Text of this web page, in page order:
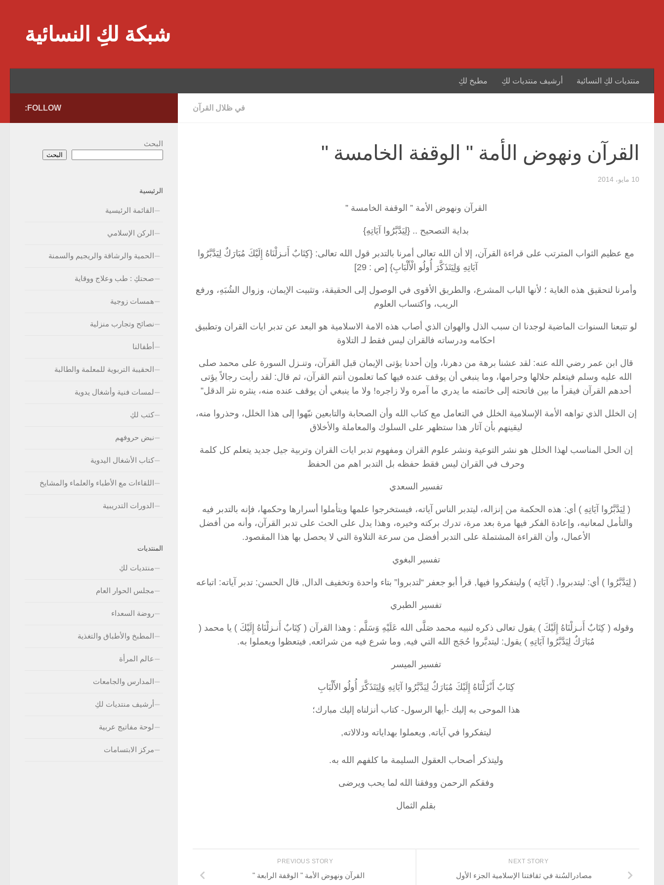
شبكة لكِ النسائية
منتديات لكِ النسائية أرشيف منتديات لكِ مطبخ لكِ
في ظلال القرآن
القرآن ونهوض الأمة " الوقفة الخامسة "
10 مايو، 2014
القرآن ونهوض الأمة ” الوقفة الخامسة ”
بداية التصحيح .. {لِيَدَّبَّرُوا آيَاتِهِ}
مع عظيم الثواب المترتب على قراءة القرآن، إلا أن الله تعالى أمرنا بالتدبر قول الله تعالى: {كِتَابٌ أَنـزلْنَاهُ إِلَيْكَ مُبَارَكٌ لِيَدَّبَّرُوا
آيَاتِهِ وَلِيَتَذَكَّرَ أُولُو الْأَلْبَابِ} [ص : 29]
وأمرنا لتحقيق هذه الغاية ؛ لأنها الباب المشرع، والطريق الأقوى في الوصول إلى الحقيقة، وتثبيت الإيمان، وزوال الشُبَهِ، ورفع
الريب، واكتساب العلوم
لو تتبعنا السنوات الماضية لوجدنا ان سبب الذل والهوان الذي أصاب هذه الامة الاسلامية هو البعد عن تدبر ايات القران وتطبيق
احكامه ودرساته فالقران ليس فقط لـ التلاوة
قال ابن عمر رضي الله عنه: لقد عشنا برهة من دهرنا، وإن أحدنا يؤتى الإيمان قبل القرآن، وتنـزل السورة على محمد صلى
الله عليه وسلم فيتعلم حلالها وحرامها، وما ينبغي أن يوقف عنده فيها كما تعلمون أنتم القرآن، ثم قال: لقد رأيت رجالاً يؤتى
أحدهم القرآن فيقرأ ما بين فاتحته إلى خاتمته ما يدري ما آمره ولا زاجره! ولا ما ينبغي أن يوقف عنده منه، ينثره نثر الدقل”
إن الخلل الذي تواهه الأمة الإسلامية الخلل في التعامل مع كتاب الله وأن الصحابة والتابعين نبّهوا إلى هذا الخلل، وحذروا منه،
ليقينهم بأن آثار هذا ستظهر على السلوك والمعاملة والأخلاق
إن الحل المناسب لهذا الخلل هو نشر التوعية ونشر علوم القران ومفهوم تدبر ايات القران وتربية جيل جديد يتعلم كل كلمة
وحرف في القران ليس فقط حفظه بل التدبر اهم من الحفظ
تفسير السعدي
( لِيَدَّبَّرُوا آيَاتِهِ ) أي: هذه الحكمة من إنزاله، ليتدبر الناس آياته، فيستخرجوا علمها ويتأملوا أسرارها وحكمها، فإنه بالتدبر فيه
والتأمل لمعانيه، وإعادة الفكر فيها مرة بعد مرة، تدرك بركته وخيره، وهذا يدل على الحث على تدبر القرآن، وأنه من أفضل
الأعمال، وأن القراءة المشتملة على التدبر أفضل من سرعة التلاوة التي لا يحصل بها هذا المقصود.
تفسير البغوي
( لِيَدَّبَّرُوا ) أي: ليتدبروا, ( آيَاتِه ) وليتفكروا فيها, قرأ أبو جعفر “لتدبروا” بتاء واحدة وتخفيف الدال, قال الحسن: تدبر آياته: اتباعه
تفسير الطبري
وقوله ( كِتَابٌ أَنـزلْنَاهُ إِلَيْكَ ) يقول تعالى ذكره لنبيه محمد صَلَّى الله عَلَيْهِ وَسَلَّم : وهذا القرآن ( كِتَابٌ أَنـزلْنَاهُ إِلَيْكَ ) يا محمد (
مُبَارَكٌ لِيَدَّبَّرُوا آيَاتِهِ ) يقول: ليتدبَّروا حُجَج الله التي فيه, وما شرع فيه من شرائعه, فيتعظوا ويعملوا به.
تفسير الميسر
كِتَابٌ أَنْزَلْنَاهُ إِلَيْكَ مُبَارَكٌ لِيَدَّبَّرُوا آيَاتِهِ وَلِيَتَذَكَّرَ أُولُو الأَلْبَابِ
هذا الموحى به إليك -أيها الرسول- كتاب أنزلناه إليك مبارك؛
ليتفكروا في آياته, ويعملوا بهداياته ودلالاته,
وليتذكر أصحاب العقول السليمة ما كلفهم الله به.
وفقكم الرحمن ووفقنا الله لما يحب ويرضى
بقلم الثمال
NEXT STORY
مصادرالسُنة في ثقافتنا الإسلامية الجزء الأول
PREVIOUS STORY
القرآن ونهوض الأمة " الوقفة الرابعة "
FOLLOW:
البحث
البحث
الرئيسية
القائمة الرئيسية
الركن الإسلامي
الحمية والرشاقة والريجيم والسمنة
صحتكِ : طب وعلاج ووقاية
همسات زوجية
نصائح وتجارب منزلية
أطفالنا
الحقيبة التربوية للمعلمة والطالبة
لمسات فنية وأشغال يدوية
كتب لكِ
نبض حروفهم
كتاب الأشغال اليدوية
اللقاءات مع الأطباء والعلماء والمشايخ
الدورات التدريبية
المنتديات
منتديات لكِ
مجلس الحوار العام
روضة السعداء
المطبخ والأطباق والتغذية
عالم المرأة
المدارس والجامعات
أرشيف منتديات لكِ
لوحة مفاتيج عربية
مركز الابتسامات